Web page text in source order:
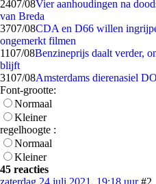
2407/08Vier aanhoudingen na
van Breda
3707/08CDA en D66 willen
ongemerkt filmen
1107/08Benzineprijs daalt verder,
blijft
3107/08Amsterdams dierenasiel
Font-grootte:
Normaal
Kleiner
regelhoogte :
Normaal
Kleiner
45 reacties
zaterdag 24 juli 2021, 19:18 uur #2